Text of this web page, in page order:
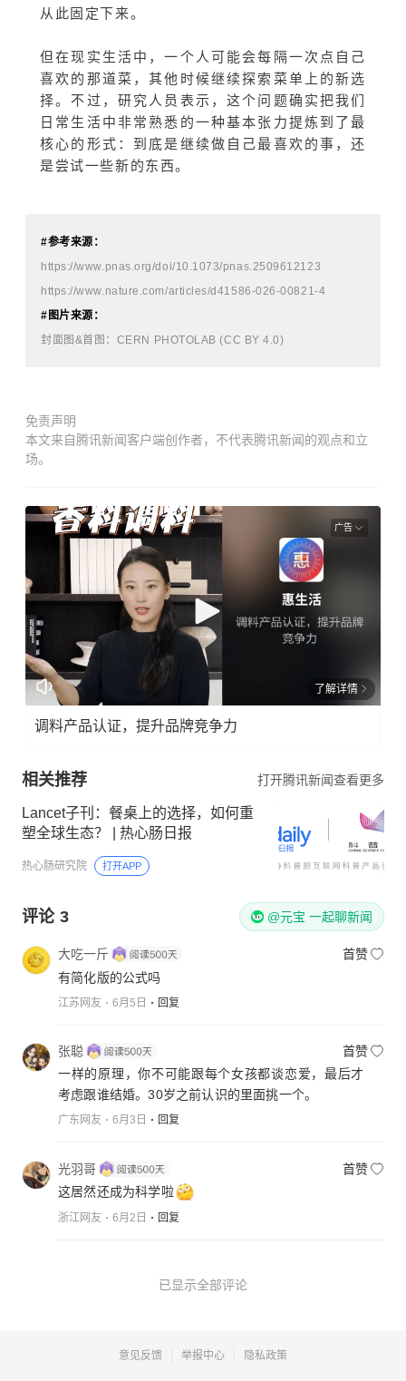
从此固定下来。
但在现实生活中，一个人可能会每隔一次点自己
喜欢的那道菜，其他时候继续探索菜单上的新选
择。不过，研究人员表示，这个问题确实把我们
日常生活中非常熟悉的一种基本张力提炼到了最
核心的形式：到底是继续做自己最喜欢的事，还
是尝试一些新的东西。
#参考来源：
https://www.pnas.org/doi/10.1073/pnas.2509612123
https://www.nature.com/articles/d41586-026-00821-4
# 图片来源：
封面图&首图： CERN PHOTOLAB (CC BY 4.0)
免责声明
本文来自腾讯新闻客户端创作者，不代表腾讯新闻的观点和立
场。
广告
了解详情
调料产品认证，提升品牌竞争力
相关推荐 打开腾讯新闻查看更多
Lancet子刊：餐桌上的选择，如何重
塑全球生态？ | 热心肠日报
热心肠研究院 打开APP
评论 3 @元宝 一起聊新闻
大吃一斤
首赞
有简化版的公式吗
江苏网友 6月5日 回复
张聪
首赞
一样的原理，你不可能跟每个女孩都谈恋爱，最后才
考虑跟谁结婚。30岁之前认识的里面挑一个。
广东网友 6月3日 回复
光羽哥
首赞
这居然还成为科学啦
浙江网友 6月2日 回复
已显示全部评论
意见反馈 举报中心 隐私政策